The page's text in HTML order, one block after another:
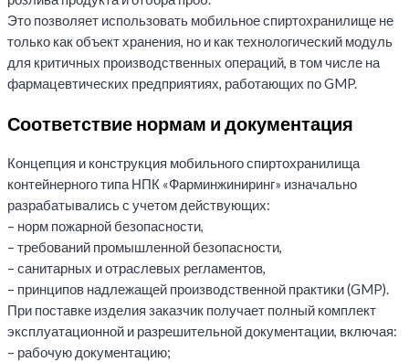
Это позволяет использовать мобильное спиртохранилище не
только как объект хранения, но и как технологический модуль
для критичных производственных операций, в том числе на
фармацевтических предприятиях, работающих по GMP.
Соответствие нормам и документация
Концепция и конструкция мобильного спиртохранилища
контейнерного типа НПК «Фарминжиниринг» изначально
разрабатывались с учетом действующих:
– норм пожарной безопасности,
– требований промышленной безопасности,
– санитарных и отраслевых регламентов,
– принципов надлежащей производственной практики (GMP).
При поставке изделия заказчик получает полный комплект
эксплуатационной и разрешительной документации, включая:
– рабочую документацию;